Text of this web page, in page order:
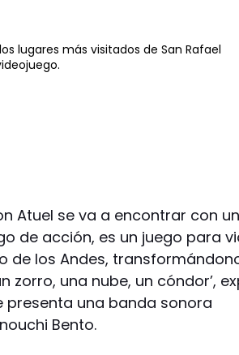
lugares más visitados de San Rafael
Atuel se va a encontrar con un
de acción, es un juego para
de los Andes,
zorro, una nube, un cóndor’,
presenta una banda sonora
Bento.